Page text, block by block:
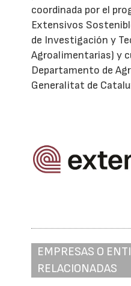
coordinada por el
Extensivos
de Investigación y
Agroalimentarias) y
Departamento de
Generalitat de
EMPRESAS O
RELACIONADAS